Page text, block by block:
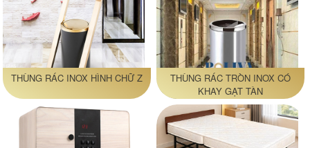
THÙNG RÁC INOX HÌNH CHỮ Z
THÙNG RÁC TRÒN INOX CÓ
KHAY GẠT TÀN